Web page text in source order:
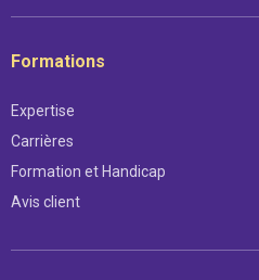
Formations
Expertise
Carrières
Formation et Handicap
Avis client